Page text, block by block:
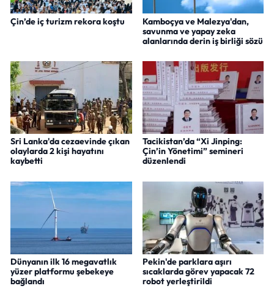
Çin’de iç turizm rekora koştu
Kamboçya ve Malezya'dan,
savunma ve yapay zeka
alanlarında derin iş birliği sözü
Sri Lanka'da cezaevinde çıkan
olaylarda 2 kişi hayatını
kaybetti
Tacikistan’da “Xi Jinping:
Çin’in Yönetimi” semineri
düzenlendi
Dünyanın ilk 16 megavatlık
yüzer platformu şebekeye
bağlandı
Pekin'de parklara aşırı
sıcaklarda görev yapacak 72
robot yerleştirildi